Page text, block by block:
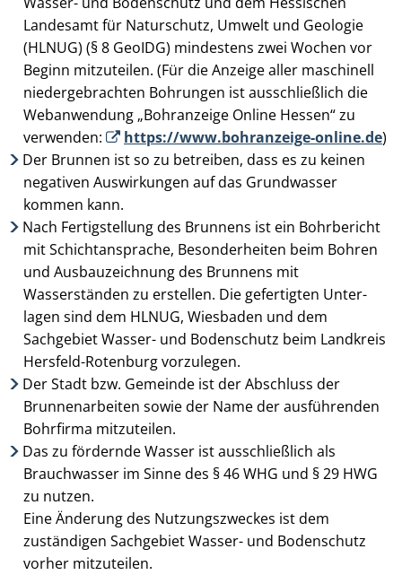
Landesamt für Naturschutz, Umwelt und Geologie
(HLNUG) (§ 8 GeoIDG) mindestens zwei Wochen vor
Beginn mitzuteilen. (Für die Anzeige aller maschinell
niedergebrachten Bohrungen ist ausschließlich die
Webanwendung „Bohranzeige Online Hessen“ zu
verwenden:
https://www.bohranzeige-online.de)
Der Brunnen ist so zu betreiben, dass es zu keinen
negativen Aus­wirkungen auf das Grund­wasser
kommen kann.
Nach Fertigstellung des Brunnens ist ein Bohrbericht
mit Schichtansprache, Besonder­heiten beim Bohren
und Ausbauzeichnung des Brunnens mit
Wasserständen zu erstellen. Die gefertigten Unter­
lagen sind dem HLNUG, Wiesbaden und dem
Sachgebiet Wasser- und Bodenschutz beim Landkreis
Hersfeld-Rotenburg vorzulegen.
Der Stadt bzw. Gemeinde ist der Abschluss der
Brunnenarbeiten sowie der Name der aus­führenden
Bohr­firma mitzuteilen.
Das zu fördernde Wasser ist ausschließlich als
Brauchwasser im Sinne des § 46 WHG und § 29 HWG
zu nutzen.
Eine Änderung des Nutzungszweckes ist dem
zuständigen Sachgebiet Wasser- und Bodenschutz
vorher mitzuteilen.